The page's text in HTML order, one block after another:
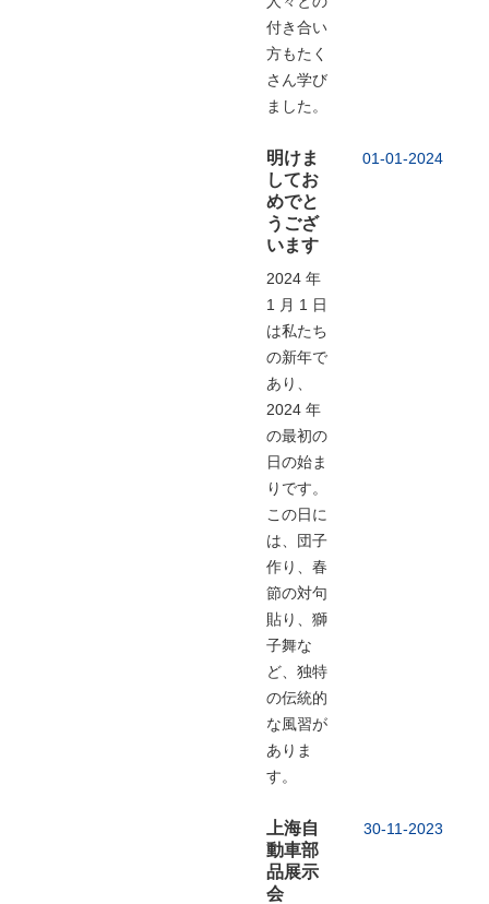
付き合い
方もたく
さん学び
ました。
01-01-2024
明けま
してお
めでと
うござ
います
2024 年
1 月 1 日
は私たち
の新年で
あり、
2024 年
の最初の
日の始ま
りです。
この日に
は、団子
作り、春
節の対句
貼り、獅
子舞な
ど、独特
の伝統的
な風習が
ありま
す。
30-11-2023
上海自
動車部
品展示
会